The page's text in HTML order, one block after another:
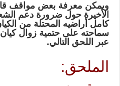
ويمكن معرفة بعض مواقف قائد
الأخيرة حول ضرورة دعم
كامل أراضيه المحتلة من
سماحته على حتمية زوال كيان
عبر اللحق التالي.
الملحق: